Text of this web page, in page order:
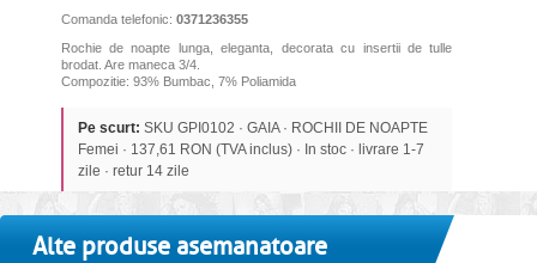
Comanda telefonic: 0371236355
Rochie de noapte lunga, eleganta, decorata cu insertii de tulle
brodat. Are maneca 3/4.
Compozitie: 93% Bumbac, 7% Poliamida
Pe scurt: SKU GPI0102 · GAIA · ROCHII DE NOAPTE
Femei · 137,61 RON (TVA inclus) · In stoc · livrare 1-7
zile · retur 14 zile
Alte produse asemanatoare